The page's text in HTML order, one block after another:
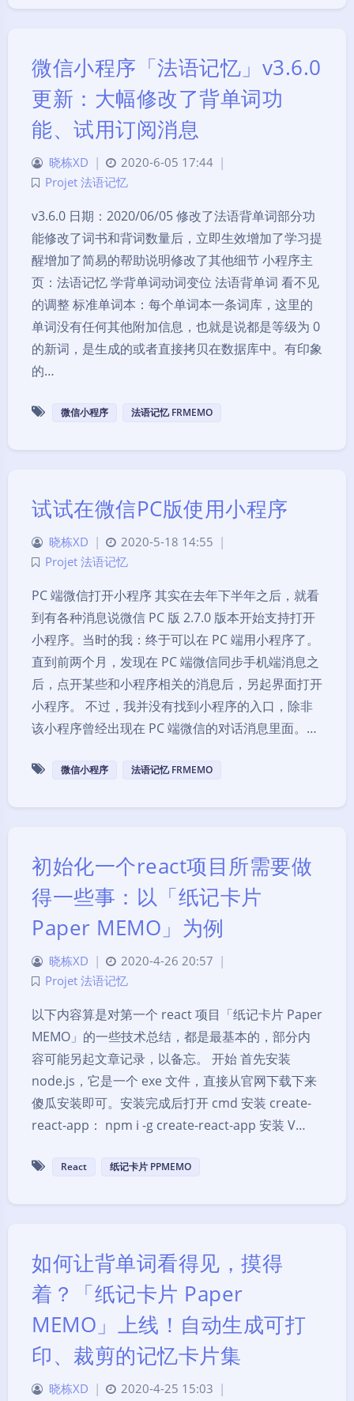
微信小程序「法语记忆」v3.6.0
更新：大幅修改了背单词功
能、试用订阅消息
晓栋XD | 2020-6-05 17:44 |
Projet 法语记忆
v3.6.0 日期：2020/06/05 修改了法语背单词部分功
能修改了词书和背词数量后，立即生效增加了学习提
醒增加了简易的帮助说明修改了其他细节 小程序主
页：法语记忆 学背单词动词变位 法语背单词 看不见
的调整 标准单词本：每个单词本一条词库，这里的
单词没有任何其他附加信息，也就是说都是等级为 0
的新词，是生成的或者直接拷贝在数据库中。有印象
的…
微信小程序 法语记忆 FRMEMO
试试在微信PC版使用小程序
晓栋XD | 2020-5-18 14:55 |
Projet 法语记忆
PC 端微信打开小程序 其实在去年下半年之后，就看
到有各种消息说微信 PC 版 2.7.0 版本开始支持打开
小程序。当时的我：终于可以在 PC 端用小程序了。
直到前两个月，发现在 PC 端微信同步手机端消息之
后，点开某些和小程序相关的消息后，另起界面打开
小程序。 不过，我并没有找到小程序的入口，除非
该小程序曾经出现在 PC 端微信的对话消息里面。…
微信小程序 法语记忆 FRMEMO
初始化一个react项目所需要做
得一些事：以「纸记卡片
Paper MEMO」为例
晓栋XD | 2020-4-26 20:57 |
Projet 法语记忆
以下内容算是对第一个 react 项目「纸记卡片 Paper
MEMO」的一些技术总结，都是最基本的，部分内
容可能另起文章记录，以备忘。 开始 首先安装
node.js，它是一个 exe 文件，直接从官网下载下来
傻瓜安装即可。安装完成后打开 cmd 安装 create-
react-app： npm i -g create-react-app 安装 V…
React 纸记卡片 PPMEMO
如何让背单词看得见，摸得
着？「纸记卡片 Paper
MEMO」上线！自动生成可打
印、裁剪的记忆卡片集
晓栋XD | 2020-4-25 15:03 |